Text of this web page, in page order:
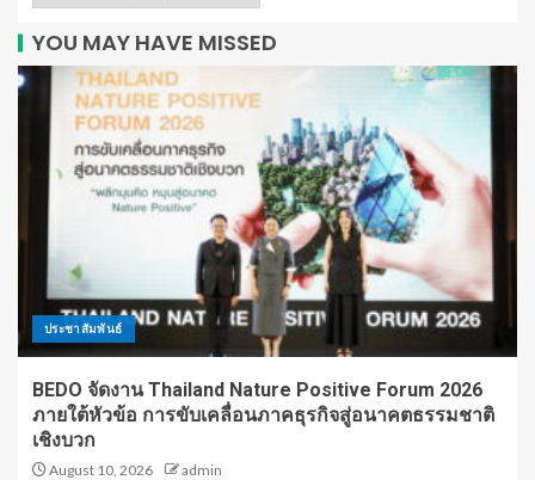
YOU MAY HAVE MISSED
ประชาสัมพันธ์
BEDO จัดงาน Thailand Nature Positive Forum 2026
ภายใต้หัวข้อ การขับเคลื่อนภาคธุรกิจสู่อนาคตธรรมชาติ
เชิงบวก
August 10, 2026 admin